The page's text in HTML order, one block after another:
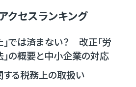
クセスランキング
」では済まない？ 改正「労
の概要と中小企業の対応
る税務上の取扱い